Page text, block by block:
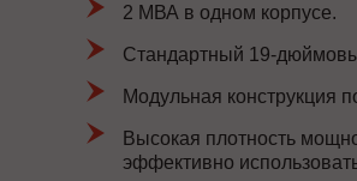
2 МВА в одном корпусе.
Стандартный 19-
Модульная конструкция
Высокая плотность
эффективно